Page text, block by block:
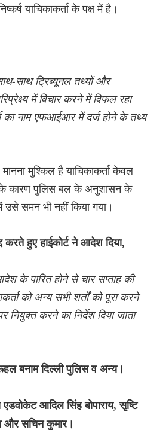
याचिकाकर्ता के पक्ष में है।
साथ ट्रिब्यूनल तथ्यों और
में विचार करने में विफल रहा
का नाम एफआईआर में दर्ज होने के तथ्य
मुश्किल है याचिकाकर्ता केवल
कारण पुलिस बल के अनुशासन के
उसे समन भी नहीं किया गया।
करते हुए हाईकोर्ट ने आदेश दिया,
के पारित होने से चार सप्ताह की
को अन्य सभी शर्तों को पूरा करने
करने का निर्देश दिया जाता
बनाम दिल्ली पुलिस व अन्य।
आदिल सिंह बोपाराय, सृष्टि
और सचिन कुमार।